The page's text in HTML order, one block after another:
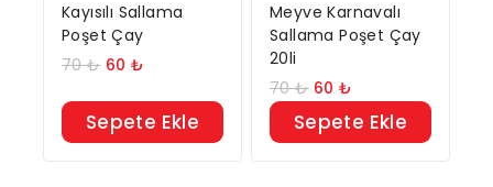
Kayısılı Sallama
Poşet Çay
70₺ 60₺
Sepete Ekle
Meyve Karnavalı
Sallama Poşet Çay
20li
70₺ 60₺
Sepete Ekle